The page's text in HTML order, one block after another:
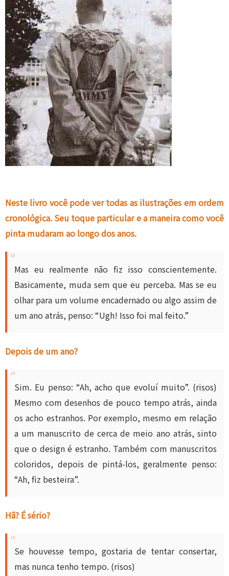
Neste livro você pode ver todas as ilustrações em ordem
cronológica. Seu toque particular e a maneira como você
pinta mudaram ao longo dos anos.
Mas eu realmente não fiz isso conscientemente.
Basicamente, muda sem que eu perceba. Mas se eu
olhar para um volume encadernado ou algo assim de
um ano atrás, penso: “Ugh! Isso foi mal feito.”
Depois de um ano?
Sim. Eu penso: “Ah, acho que evoluí muito”. (risos)
Mesmo com desenhos de pouco tempo atrás, ainda
os acho estranhos. Por exemplo, mesmo em relação
a um manuscrito de cerca de meio ano atrás, sinto
que o design é estranho. Também com manuscritos
coloridos, depois de pintá-los, geralmente penso:
“Ah, fiz besteira”.
Hã? É sério?
Se houvesse tempo, gostaria de tentar consertar,
mas nunca tenho tempo. (risos)